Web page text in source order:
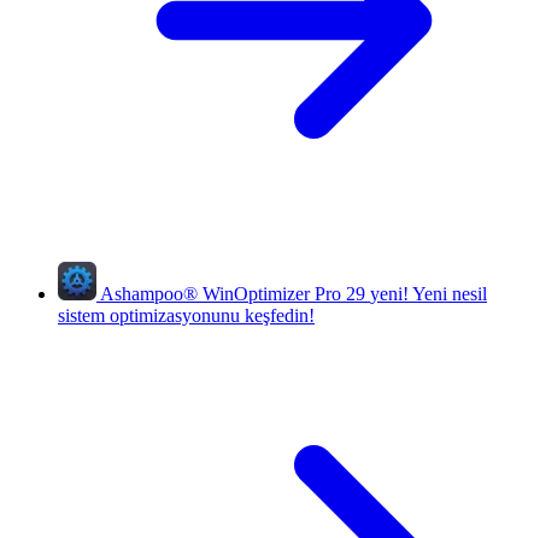
Ashampoo® WinOptimizer Pro 29 yeni! Yeni nesil
sistem optimizasyonunu keşfedin!